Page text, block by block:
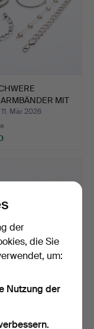
MIT
Mär 2026
AUS 9-
der
die Sie
um:
Nutzung der